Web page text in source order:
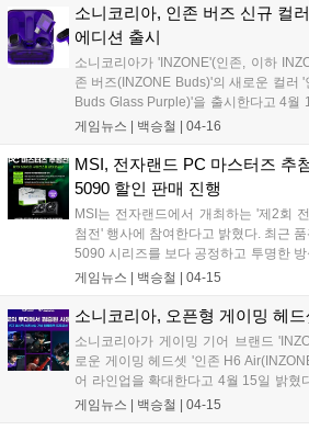
가 통합된 차세대 아키텍처를 기반으로
효율을 동시에 강화한 것이 특징이다. 이
콘텐츠 제작 등 다양한 AI 작업을 빠르
전력 효율 기반 설계를 통해 장시간 작
를 제공한다....
소니코리아, 인존 버즈 신규 컬
에디션 출시
소니코리아가 'INZONE'(인존, 이하
존 버즈(INZONE Buds)'의 새로운 컬러
Buds Glass Purple)'을 출시한다고 4월
인 인존 버즈는 출시 8개월 만에 누적 판
용 시 0.03초 이하의 유선에 가까운 저
번 배터리를 충전하면 최대 24시간 사용
상적인 게이밍 이어폰으로 알려져 있
일 및 휴대용 게임 콘솔과 호환성도 뛰어
게임뉴스 | 백승철 04-16
MSI, 전자랜드 PC 마스터즈 추
5090 할인 판매 진행
MSI는 전자랜드에서 개최하는 '제2회
첨전' 행사에 참여한다고 밝혔다. 최근
5090 시리즈를 보다 공정하고 투명한
련된 이번 추첨전은 2026년 4월 18일
참여 기회가 주어진다....
게임뉴스 | 백승철 04-15
소니코리아, 오픈형 게이밍 헤
소니코리아가 게이밍 기어 브랜드
로운 게이밍 헤드셋 '인존 H6
어 라인업을 확대한다고 4월 15일 밝혔
는 오픈백 구조의 유선 오픈형 게이밍
게임뉴스 | 백승철 04-15